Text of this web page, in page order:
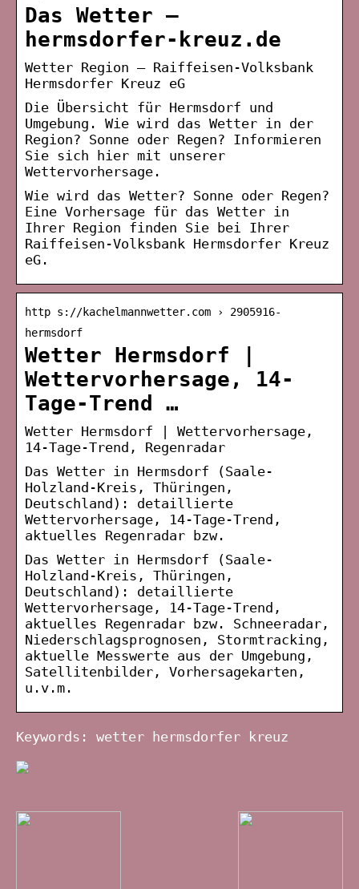
Das Wetter –
hermsdorfer-kreuz.de
Wetter Region – Raiffeisen-Volksbank
Hermsdorfer Kreuz eG
Die Übersicht für Hermsdorf und
Umgebung. Wie wird das Wetter in der
Region? Sonne oder Regen? Informieren
Sie sich hier mit unserer
Wettervorhersage.
Wie wird das Wetter? Sonne oder Regen?
Eine Vorhersage für das Wetter in
Ihrer Region finden Sie bei Ihrer
Raiffeisen-Volksbank Hermsdorfer Kreuz
eG.
http s://kachelmannwetter.com › 2905916-
hermsdorf
Wetter Hermsdorf |
Wettervorhersage, 14-
Tage-Trend …
Wetter Hermsdorf | Wettervorhersage,
14-Tage-Trend, Regenradar
Das Wetter in Hermsdorf (Saale-
Holzland-Kreis, Thüringen,
Deutschland): detaillierte
Wettervorhersage, 14-Tage-Trend,
aktuelles Regenradar bzw.
Das Wetter in Hermsdorf (Saale-
Holzland-Kreis, Thüringen,
Deutschland): detaillierte
Wettervorhersage, 14-Tage-Trend,
aktuelles Regenradar bzw. Schneeradar,
Niederschlagsprognosen, Stormtracking,
aktuelle Messwerte aus der Umgebung,
Satellitenbilder, Vorhersagekarten,
u.v.m.
Keywords: wetter hermsdorfer kreuz